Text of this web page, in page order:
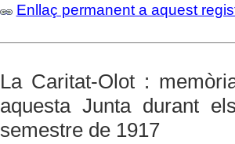
Enllaç permanent a aquest
La Caritat-Olot :
aquesta Junta durant
semestre de 1917